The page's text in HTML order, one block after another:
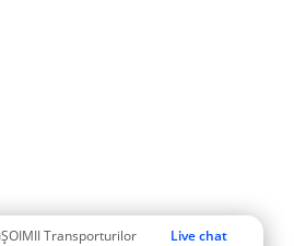
ȘOIMII Transporturilor Live chat